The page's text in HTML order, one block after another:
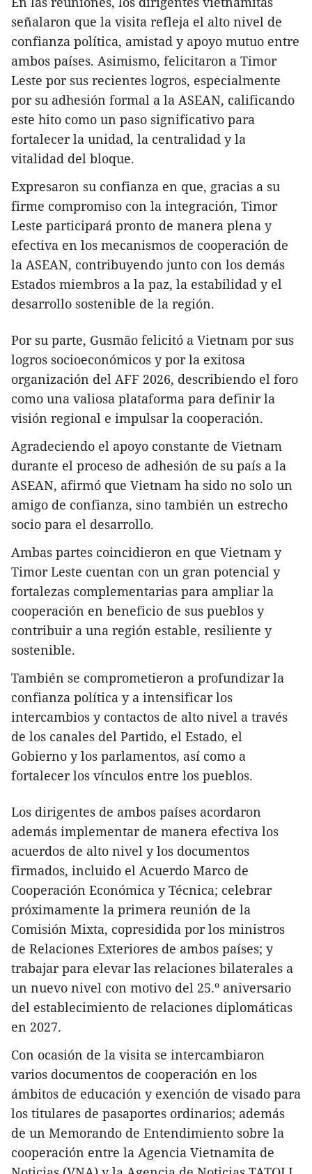
señalaron que la visita refleja el alto nivel de
confianza política, amistad y apoyo mutuo entre
ambos países. Asimismo, felicitaron a Timor
Leste por sus recientes logros, especialmente
por su adhesión formal a la ASEAN, calificando
este hito como un paso significativo para
fortalecer la unidad, la centralidad y la
vitalidad del bloque.
Expresaron su confianza en que, gracias a su
firme compromiso con la integración, Timor
Leste participará pronto de manera plena y
efectiva en los mecanismos de cooperación de
la ASEAN, contribuyendo junto con los demás
Estados miembros a la paz, la estabilidad y el
desarrollo sostenible de la región.
Por su parte, Gusmão felicitó a Vietnam por sus
logros socioeconómicos y por la exitosa
organización del AFF 2026, describiendo el foro
como una valiosa plataforma para definir la
visión regional e impulsar la cooperación.
Agradeciendo el apoyo constante de Vietnam
durante el proceso de adhesión de su país a la
ASEAN, afirmó que Vietnam ha sido no solo un
amigo de confianza, sino también un estrecho
socio para el desarrollo.
Ambas partes coincidieron en que Vietnam y
Timor Leste cuentan con un gran potencial y
fortalezas complementarias para ampliar la
cooperación en beneficio de sus pueblos y
contribuir a una región estable, resiliente y
sostenible.
También se comprometieron a profundizar la
confianza política y a intensificar los
intercambios y contactos de alto nivel a través
de los canales del Partido, el Estado, el
Gobierno y los parlamentos, así como a
fortalecer los vínculos entre los pueblos.
Los dirigentes de ambos países acordaron
además implementar de manera efectiva los
acuerdos de alto nivel y los documentos
firmados, incluido el Acuerdo Marco de
Cooperación Económica y Técnica; celebrar
próximamente la primera reunión de la
Comisión Mixta, copresidida por los ministros
de Relaciones Exteriores de ambos países; y
trabajar para elevar las relaciones bilaterales a
un nuevo nivel con motivo del 25.º aniversario
del establecimiento de relaciones diplomáticas
en 2027.
Con ocasión de la visita se intercambiaron
varios documentos de cooperación en los
ámbitos de educación y exención de visado para
los titulares de pasaportes ordinarios; además
de un Memorando de Entendimiento sobre la
cooperación entre la Agencia Vietnamita de